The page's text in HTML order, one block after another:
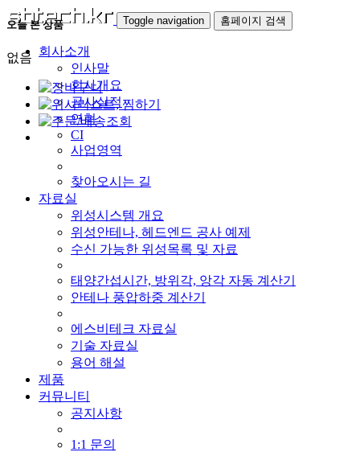
Toggle navigation 홈페이지 검색
회사소개
인사말
회사개요
공사실적
연혁
CI
사업영역
찾아오시는 길
자료실
위성시스템 개요
위성안테나, 헤드엔드 공사 예제
수신 가능한 위성목록 및 자료
태양간섭시간, 방위각, 앙각 자동 계산기
안테나 풍압하중 계산기
에스비테크 자료실
기술 자료실
용어 해설
제품
커뮤니티
공지사항
1:1 문의
오늘 본 상품
없음